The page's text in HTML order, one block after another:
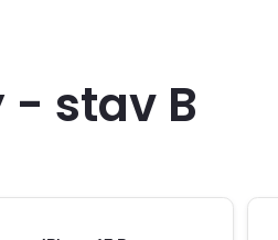
- stav B